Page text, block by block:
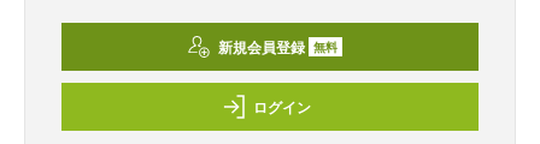
新規会員登録 無料
ログイン